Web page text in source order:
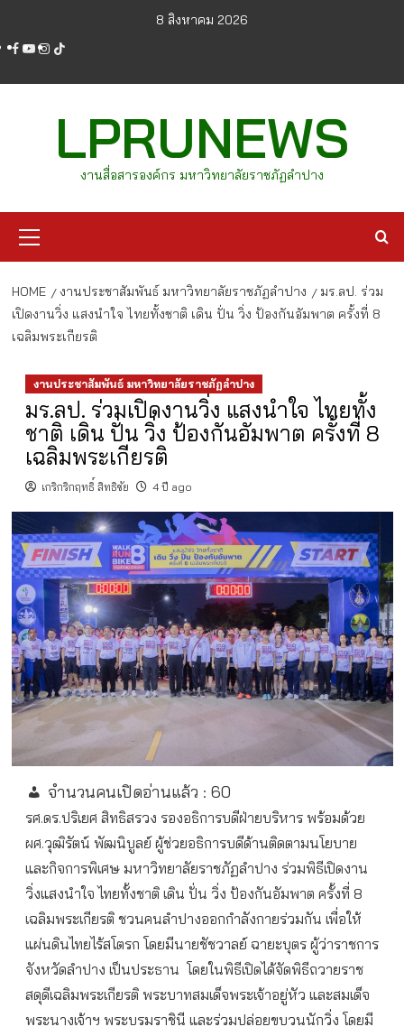
content
8 สิงหาคม 2026
facebook
youtube
instagram
tiktok
LPRUNEWS
งานสื่อสารองค์กร มหาวิทยาลัยราชภัฏลำปาง
Menu
HOME งานประชาสัมพันธ์ มหาวิทยาลัยราชภัฏลำปาง
มร.ลป. ร่วม
เปิดงานวิ่ง แสงนำใจ ไทยทั้งชาติ เดิน ปั่น วิ่ง ป้องกันอัมพาต ครั้งที่ 8
เฉลิมพระเกียรติ
งานประชาสัมพันธ์ มหาวิทยาลัยราชภัฏลำปาง
มร.ลป. ร่วมเปิดงานวิ่ง แสงนำใจ ไทยทั้ง
ชาติ เดิน ปั่น วิ่ง ป้องกันอัมพาต ครั้งที่ 8
เฉลิมพระเกียรติ
เกริกริกฤทธิ์ สิทธิชัย 4 ปี ago
จำนวนคนเปิดอ่านแล้ว : 60
รศ.ดร.ปริเยศ สิทธิสรวง รองอธิการบดีฝ่ายบริหาร พร้อมด้วย
ผศ.วุฒิรัตน์ พัฒนิบูลย์ ผู้ช่วยอธิการบดีด้านติดตามนโยบาย
และกิจการพิเศษ มหาวิทยาลัยราชภัฏลำปาง ร่วมพิธีเปิดงาน
วิ่งแสงนำใจ ไทยทั้งชาติ เดิน ปั่น วิ่ง ป้องกันอัมพาต ครั้งที่ 8
เฉลิมพระเกียรติ ชวนคนลำปางออกกำลังกายร่วมกัน เพื่อให้
แผ่นดินไทยไร้สโตรก โดยมีนายชัชวาลย์ ฉายะบุตร ผู้ว่าราชการ
จังหวัดลำปาง เป็นประธาน โดยในพิธีเปิดได้จัดพิธีถวายราช
สดุดีเฉลิมพระเกียรติ พระบาทสมเด็จพระเจ้าอยู่หัว และสมเด็จ
พระนางเจ้าฯ พระบรมราชินี และร่วมปล่อยขบวนนักวิ่ง โดยมี